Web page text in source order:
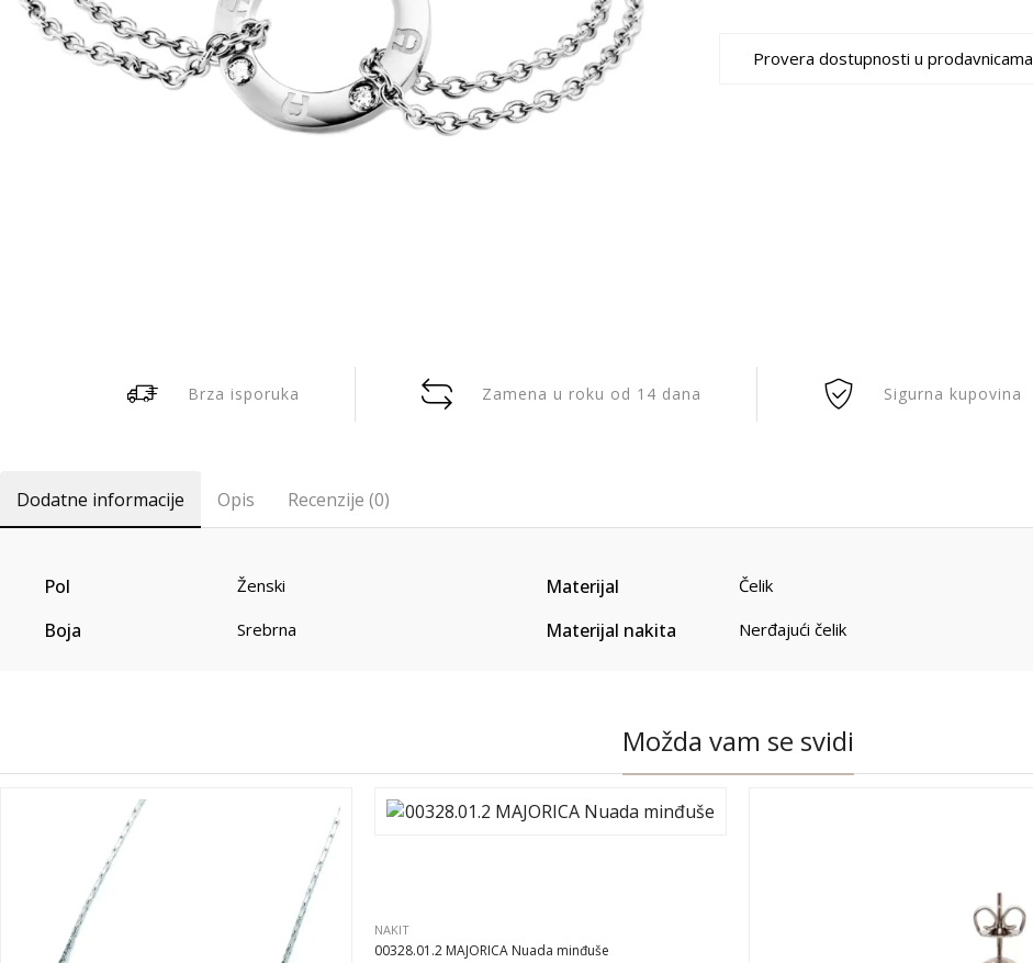
Provera dostupnosti u prodavnicama
Brza isporuka Zamena u roku od 14 dana Sigurna kupovina
Dodatne informacije Opis Recenzije (0)
Pol Ženski Materijal Čelik
Boja Srebrna Materijal nakita Nerđajući čelik
Možda vam se svidi
NAKIT
00328.01.2 MAJORICA Nuada minđuše